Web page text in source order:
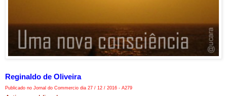
Reginaldo de Oliveira
Publicado no Jornal do Commercio dia 27 / 12 / 2016 - A279